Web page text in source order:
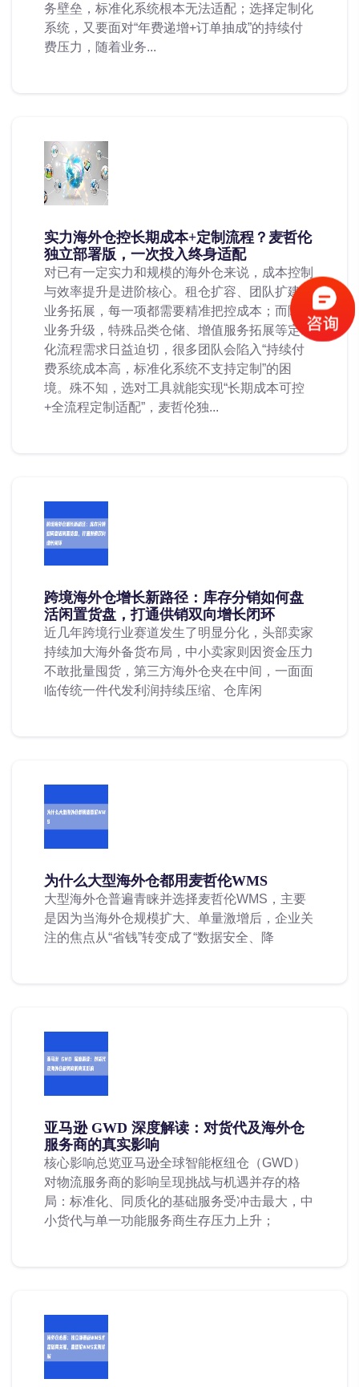
务壁垒，标准化系统根本无法适配；选择定制化
系统，又要面对“年费递增+订单抽成”的持续付
费压力，随着业务...
实力海外仓控长期成本+定制流程？麦哲伦
独立部署版，一次投入终身适配
对已有一定实力和规模的海外仓来说，成本控制
与效率提升是进阶核心。租仓扩容、团队扩建、
业务拓展，每一项都需要精准把控成本；而随着
业务升级，特殊品类仓储、增值服务拓展等定制
化流程需求日益迫切，很多团队会陷入“持续付
费系统成本高，标准化系统不支持定制”的困
境。殊不知，选对工具就能实现“长期成本可控
+全流程定制适配”，麦哲伦独...
跨境海外仓增长新路径：库存分销如何盘
活闲置货盘，打通供销双向增长闭环
近几年跨境行业赛道发生了明显分化，头部卖家
持续加大海外备货布局，中小卖家则因资金压力
不敢批量囤货，第三方海外仓夹在中间，一面面
临传统一件代发利润持续压缩、仓库闲
为什么大型海外仓都用麦哲伦WMS
大型海外仓普遍青睐并选择麦哲伦WMS，主要
是因为当海外仓规模扩大、单量激增后，企业关
注的焦点从“省钱”转变成了“数据安全、降
亚马逊 GWD 深度解读：对货代及海外仓
服务商的真实影响
核心影响总览亚马逊全球智能枢纽仓（GWD）
对物流服务商的影响呈现挑战与机遇并存的格
局：标准化、同质化的基础服务受冲击最大，中
小货代与单一功能服务商生存压力上升；